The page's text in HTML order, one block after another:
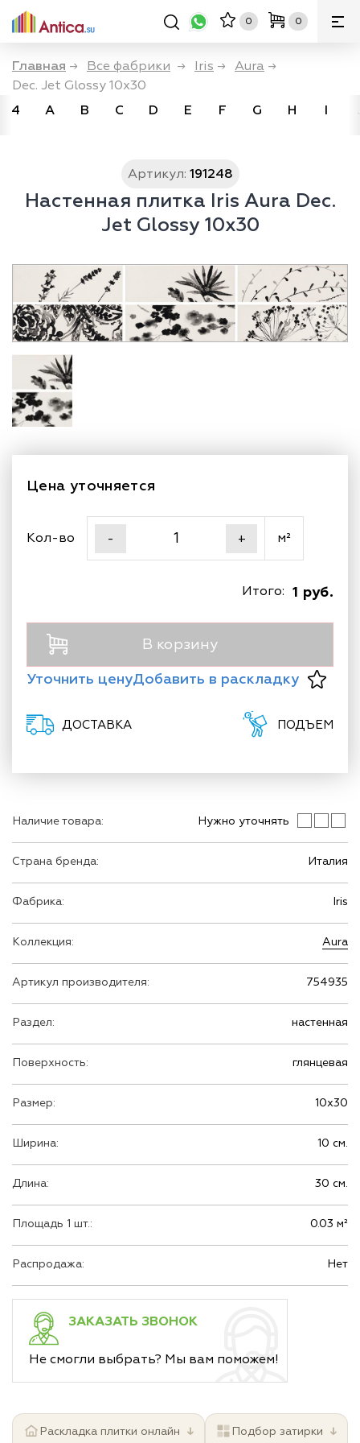
0 0
Главная → Все фабрики → Iris → Aura →
Dec. Jet Glossy 10x30
4
A B C D E F G H I
Артикул: 191248
Настенная плитка Iris Aura Dec.
Jet Glossy 10x30
Наличие товара: Нужно уточнять
Страна бренда: Италия
Фабрика: Iris
Коллекция: Aura
Артикул производителя: 754935
Раздел: настенная
Поверхность: глянцевая
Размер: 10х30
Ширина: 10 см.
Длина: 30 см.
Площадь 1 шт.: 0.03 м²
Распродажа: Нет
ЗАКАЗАТЬ ЗВОНОК
Не смогли выбрать? Мы вам поможем!
Цена уточняется
Кол-во - + м²
1 руб.
Итого:
В корзину
Уточнить ценуДобавить в раскладку
ДОСТАВКА ПОДЪЕМ
Раскладка плитки онлайн ↓ Подбор затирки ↓